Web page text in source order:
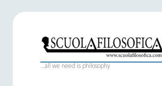
S
c
...all we need is philosophy